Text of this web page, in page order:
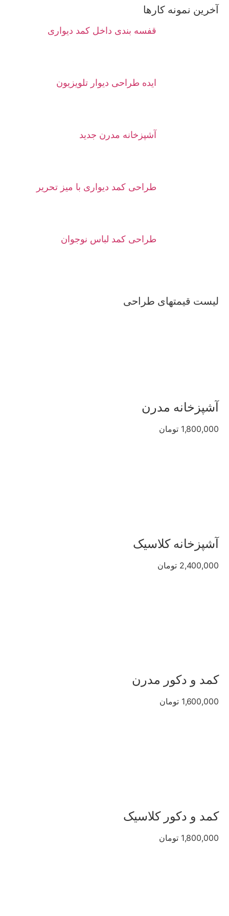
آخرین نمونه کارها
قفسه بندی داخل کمد دیواری
ایده طراحی دیوار تلویزیون
آشپزخانه مدرن جدید
طراحی کمد دیواری با میز تحریر
طراحی کمد لباس نوجوان
لیست قیمتهای طراحی
آشپزخانه مدرن
1,800,000 تومان
آشپزخانه کلاسیک
2,400,000 تومان
کمد و دکور مدرن
1,600,000 تومان
کمد و دکور کلاسیک
1,800,000 تومان